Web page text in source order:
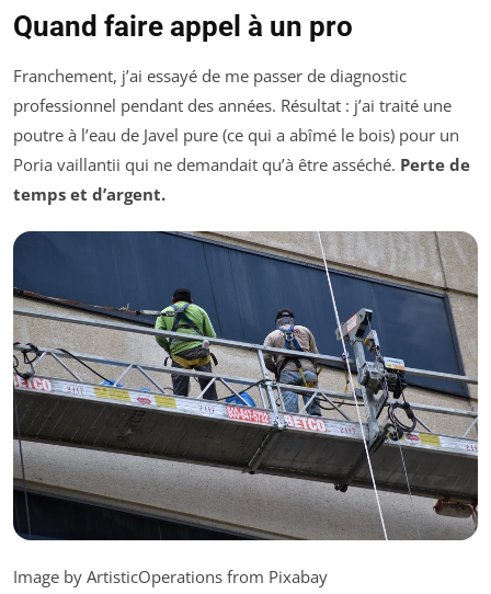
Quand faire appel à un pro
Franchement, j’ai essayé de me passer de diagnostic
professionnel pendant des années. Résultat : j’ai traité une
poutre à l’eau de Javel pure (ce qui a abîmé le bois) pour un
Poria vaillantii qui ne demandait qu’à être asséché. Perte de
temps et d’argent.
Image by ArtisticOperations from Pixabay